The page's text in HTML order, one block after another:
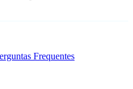
Frequentes